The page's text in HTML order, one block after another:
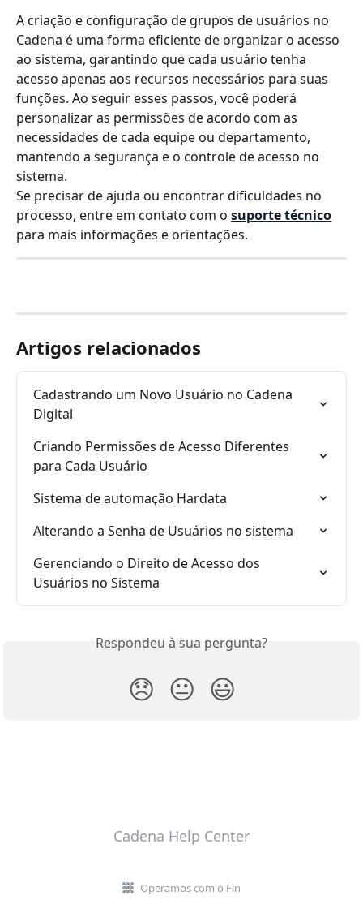
A criação e configuração de grupos de usuários no
Cadena é uma forma eficiente de organizar o acesso
ao sistema, garantindo que cada usuário tenha
acesso apenas aos recursos necessários para suas
funções. Ao seguir esses passos, você poderá
personalizar as permissões de acordo com as
necessidades de cada equipe ou departamento,
mantendo a segurança e o controle de acesso no
sistema.
Se precisar de ajuda ou encontrar dificuldades no
processo, entre em contato com o suporte técnico
para mais informações e orientações.
Artigos relacionados
Cadastrando um Novo Usuário no Cadena
Digital
Criando Permissões de Acesso Diferentes
para Cada Usuário
Sistema de automação Hardata
Alterando a Senha de Usuários no sistema
Gerenciando o Direito de Acesso dos
Usuários no Sistema
Respondeu à sua pergunta?
😞 😐 😃
Cadena Help Center
Operamos com o Fin